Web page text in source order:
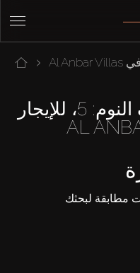
عقار (فلل)، عدد غرف النوم: 5، للإيجار
مطابقة لبحثك